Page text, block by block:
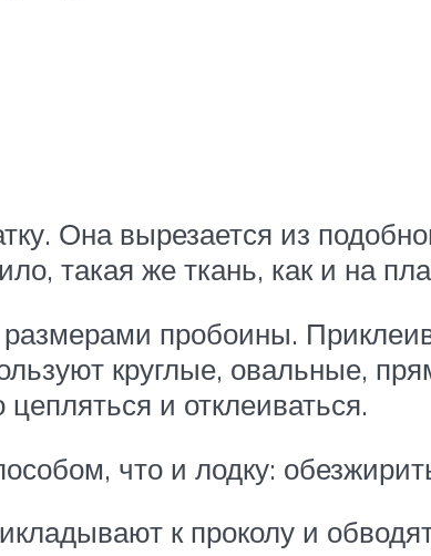
Она вырезается из
такая же ткань, как и на
пробоины.
круглые, овальные,
и отклеиваться.
что и лодку:
к проколу и